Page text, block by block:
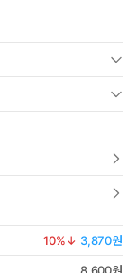
10%↓ 3,870원